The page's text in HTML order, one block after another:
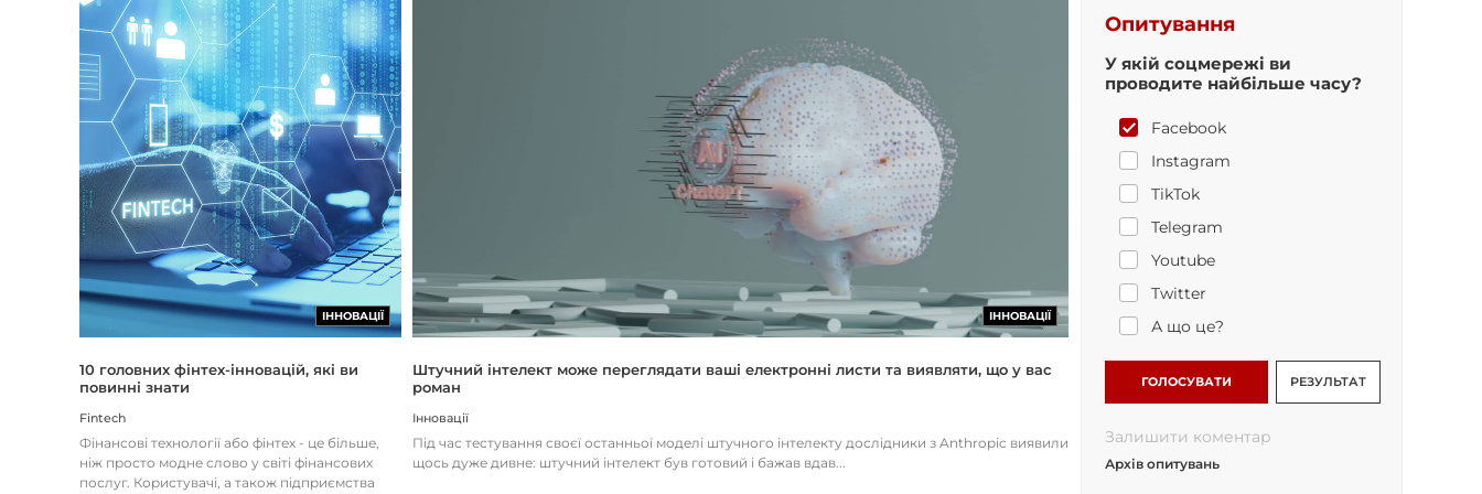
ІННОВАЦІЇ
10 головних фінтех-інновацій, які ви
повинні знати
Fintech
Фінансові технології або фінтех - це більше,
ніж просто модне слово у світі фінансових
послуг. Користувачі, а також підприємства
ІННОВАЦІЇ
Штучний інтелект може переглядати ваші електронні листи та виявляти, що у вас
роман
Інновації
Під час тестування своєї останньої моделі штучного інтелекту дослідники з Anthropic виявили
щось дуже дивне: штучний інтелект був готовий і бажав вдав...
Опитування
У якій соцмережі ви
проводите найбільше часу?
Facebook
Instagram
TikTok
Telegram
Youtube
Twitter
А що це?
ГОЛОСУВАТИ РЕЗУЛЬТАТ
Залишити коментар
Архів опитувань